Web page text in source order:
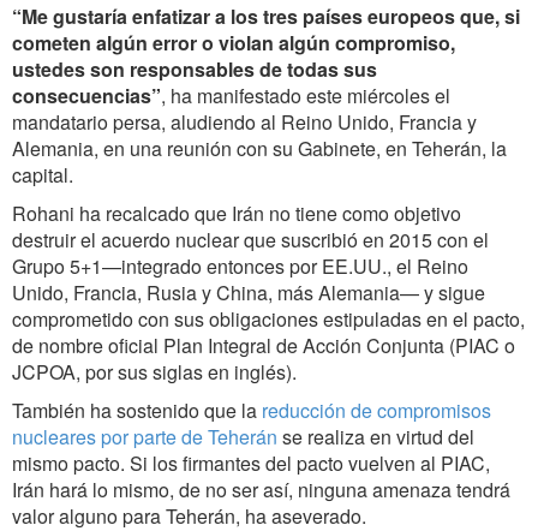
“Me gustaría enfatizar a los tres países europeos que, si
cometen algún error o violan algún compromiso,
ustedes son responsables de todas sus
consecuencias”, ha manifestado este miércoles el
mandatario persa, aludiendo al Reino Unido, Francia y
Alemania, en una reunión con su Gabinete, en Teherán, la
capital.
Rohani ha recalcado que Irán no tiene como objetivo
destruir el acuerdo nuclear que suscribió en 2015 con el
Grupo 5+1—integrado entonces por EE.UU., el Reino
Unido, Francia, Rusia y China, más Alemania— y sigue
comprometido con sus obligaciones estipuladas en el pacto,
de nombre oficial Plan Integral de Acción Conjunta (PIAC o
JCPOA, por sus siglas en inglés).
También ha sostenido que la reducción de compromisos
nucleares por parte de Teherán se realiza en virtud del
mismo pacto. Si los firmantes del pacto vuelven al PIAC,
Irán hará lo mismo, de no ser así, ninguna amenaza tendrá
valor alguno para Teherán, ha aseverado.